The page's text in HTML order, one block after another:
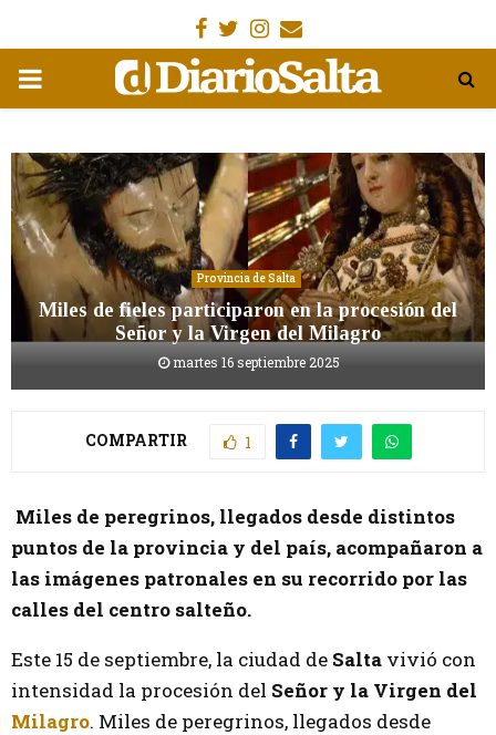
Facebook
Gorjeo
Instagram
Email
MENÚ
Provincia de Salta
Miles de fieles participaron en la procesión del
Señor y la Virgen del Milagro
martes 16 septiembre 2025
COMPARTIR 1
Miles de peregrinos, llegados desde distintos
puntos de la provincia y del país, acompañaron a
las imágenes patronales en su recorrido por las
calles del centro salteño.
Este 15 de septiembre, la ciudad de Salta vivió con
intensidad la procesión del Señor y la Virgen del
Milagro. Miles de peregrinos, llegados desde